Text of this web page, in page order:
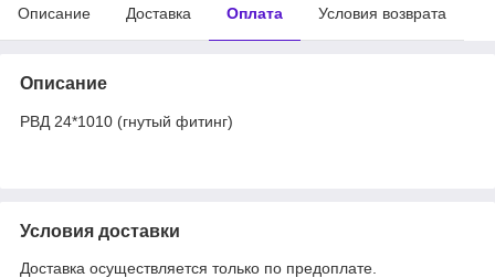
Описание Доставка Оплата Условия возврата
Описание
РВД 24*1010 (гнутый фитинг)
Условия доставки
Доставка осуществляется только по предоплате.